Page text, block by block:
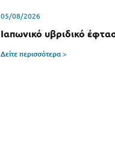
05/08/2026
Ιαπωνικό υβριδικό
Δείτε περισσότερα >